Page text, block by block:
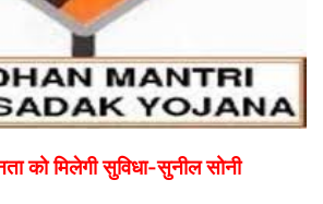
को मिलेगी सुविधा-सुनील सोनी